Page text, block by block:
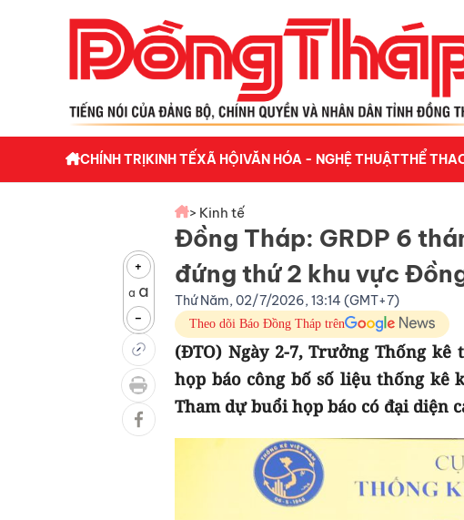
CHÍNH TRỊKINH TẾXÃ HỘIVĂN HÓA - NGHỆ THUẬTTHỂ
+
a a
-
> Kinh tế
Đồng Tháp: GRDP 6
đứng thứ 2 khu vực
Thứ Năm, 02/7/2026, 13:14 (GMT+7)
Theo dõi Báo Đồng Tháp trên
(ĐTO) Ngày 2-7, Trưởng Thống
họp báo công bố số liệu thống kê
Tham dự buổi họp báo có đại diện